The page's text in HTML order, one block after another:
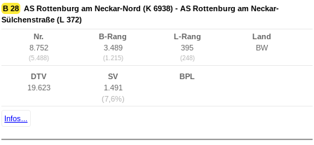
B 28 AS Rottenburg am Neckar-Nord (K 6938) - AS Rottenburg am Neckar-
Sülchenstraße (L 372)
Nr.
8.752
(5.488)
B-Rang
3.489
(1.215)
L-Rang
395
(248)
Land
BW
DTV
19.623
SV
1.491
(7,6%)
BPL
Infos...